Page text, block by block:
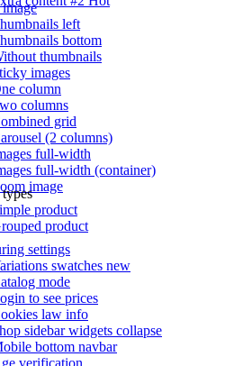
left
bottom
thumbnails
images
column
columns
grid
(2 columns)
full-width
full-width (container)
image
product
product
settings
swatches new
mode
to see prices
law info
sidebar widgets collapse
bottom navbar
verification